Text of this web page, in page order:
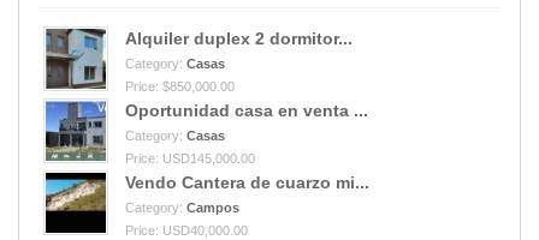
Alquiler duplex 2 dormitor...
Category: Casas
Price: $850,000.00
Oportunidad casa en venta ...
Category: Casas
Price: USD145,000.00
Vendo Cantera de cuarzo mi...
Category: Campos
Price: USD40,000.00